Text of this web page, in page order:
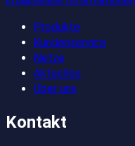
Produkte
Kundenservice
Netze
Aktuelles
Über uns
Kontakt